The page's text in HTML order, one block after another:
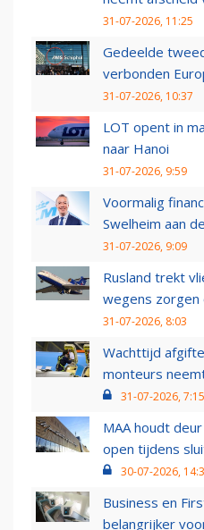
31-07-2026, 11:25
Gedeelde
verbonden
31-07-2026, 10:37
LOT opent in
naar Hanoi
31-07-2026, 9:59
Voormalig
Swelheim aan
31-07-2026, 9:09
Rusland trekt
wegens zorgen
31-07-2026, 8:03
Wachttijd
monteurs
31-07-2026, 7:15
MAA houdt
open tijdens
30-07-2026,
Business en
belangrijker